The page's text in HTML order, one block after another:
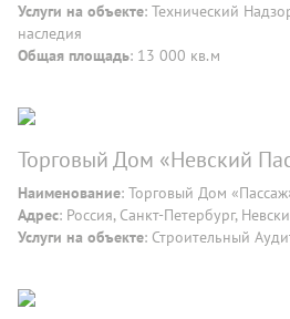
Услуги на объекте: Технический
наследия
Общая площадь: 13 000 кв.м
Торговый Дом «Невский
Наименование: Торговый Дом
Адрес: Россия, Санкт-Петербург,
Услуги на объекте: Строительный